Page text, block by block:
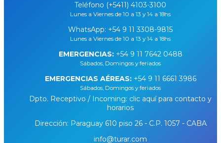
Teléfono (+5411) 4103-3100
Lunes a Viernes de 10 a 13 y 14 a 18hs
WhatsApp: +54 9 11 3308-9815
Lunes a Viernes de 10 a 13 y 14 a 18hs
EMERGENCIAS: +54 9 11 7642 0488
Sábados, Domingos y feriados
EMERGENCIAS AÉREAS: +54 9 11 6661 3986
Sábados, Domingos y feriados
Dpto. Receptivo / Incoming: clic aquí para contacto y
horarios
Dirección: Paraguay 610 piso 26 - C.P. 1057 - CABA
info@turar.com